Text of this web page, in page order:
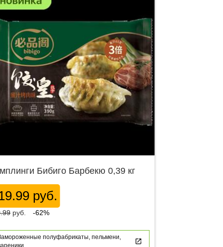
Бибиго Барбекю 0,39 кг
руб.
руб. -62%
полуфабрикаты, пельмени,